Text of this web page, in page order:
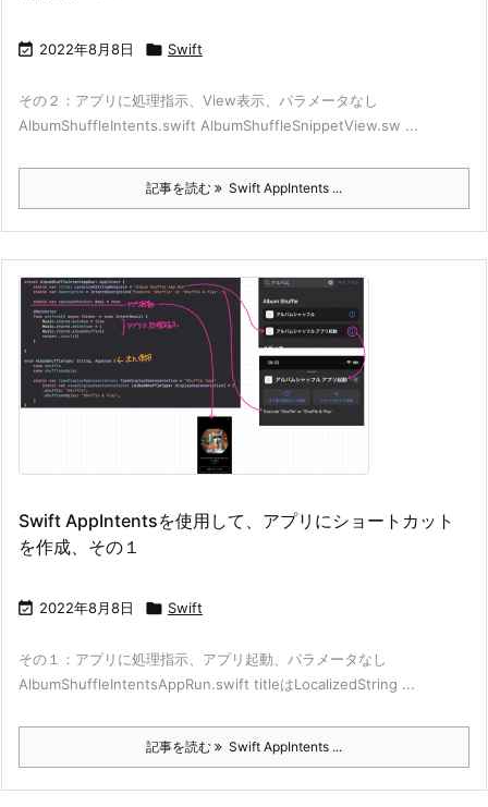
 2022年8月8日  Swift
その２：アプリに処理指示、View表示、パラメータなし
AlbumShuffleIntents.swift AlbumShuffleSnippetView.sw ...
記事を読む Swift AppIntents ...
Swift AppIntentsを使用して、アプリにショートカット
を作成、その１
 2022年8月8日  Swift
その１：アプリに処理指示、アプリ起動、パラメータなし
AlbumShuffleIntentsAppRun.swift titleはLocalizedString ...
記事を読む Swift AppIntents ...